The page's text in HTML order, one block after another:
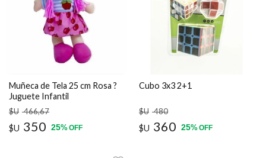
Muñeca de Tela 25 cm Rosa ?
Juguete Infantil
$U 466,67
$U 350 25%OFF
Cubo 3x3 2+1
$U 480
$U 360 25%OFF